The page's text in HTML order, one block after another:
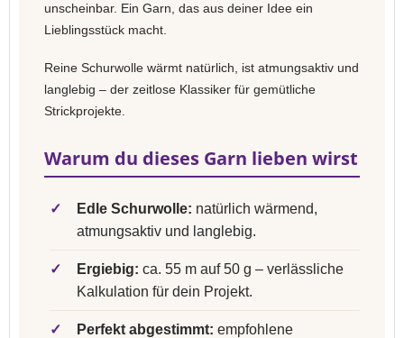
unscheinbar. Ein Garn, das aus deiner Idee ein
Lieblingsstück macht.
Reine Schurwolle wärmt natürlich, ist atmungsaktiv und
langlebig – der zeitlose Klassiker für gemütliche
Strickprojekte.
Warum du dieses Garn lieben wirst
✓ Edle Schurwolle: natürlich wärmend,
atmungsaktiv und langlebig.
✓ Ergiebig: ca. 55 m auf 50 g – verlässliche
Kalkulation für dein Projekt.
✓ Perfekt abgestimmt: empfohlene